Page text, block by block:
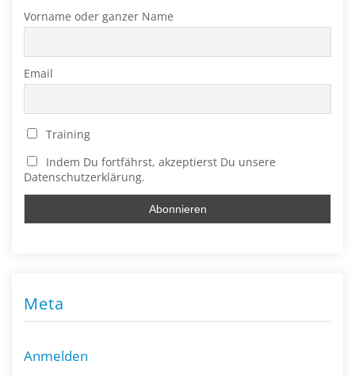
Vorname oder ganzer Name
Email
Training
Indem Du fortfährst, akzeptierst Du unsere
Datenschutzerklärung.
Meta
Anmelden